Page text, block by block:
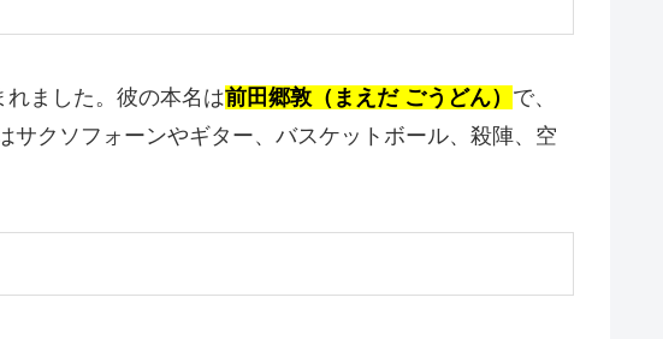
ました。彼の本名は前田郷敦（まえだ ごうどん） で、
クソフォーンやギター、バスケットボール、殺陣、空